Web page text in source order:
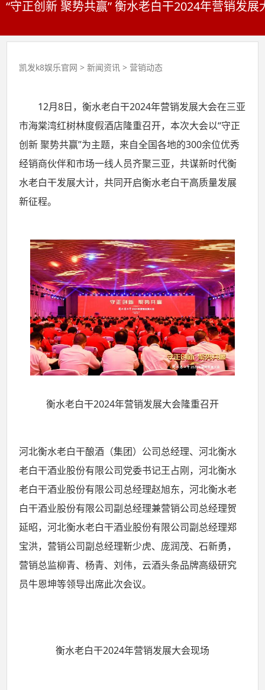
“守正创新 聚势共赢” 衡水老白干2024年营销发
凯发k8娱乐官网 >新闻资讯 > 营销动态
12月8日，衡水老白干2024年营销发展大会在三亚
市海棠湾红树林度假酒店隆重召开，本次大会以“守正
创新 聚势共赢”为主题，来自全国各地的300余位优秀
经销商伙伴和市场一线人员齐聚三亚，共谋新时代衡
水老白干发展大计，共同开启衡水老白干高质量发展
新征程。
衡水老白干2024年营销发展大会隆重召开
河北衡水老白干酿酒（集团）公司总经理、河北衡水
老白干酒业股份有限公司党委书记王占刚，河北衡水
老白干酒业股份有限公司总经理赵旭东，河北衡水老
白干酒业股份有限公司副总经理兼营销公司总经理贺
延昭，河北衡水老白干酒业股份有限公司副总经理郑
宝洪，营销公司副总经理靳少虎、庞润茂、石新勇，
营销总监柳青、杨青、刘伟，云酒头条品牌高级研究
员牛恩坤等领导出席此次会议。
衡水老白干2024年营销发展大会现场